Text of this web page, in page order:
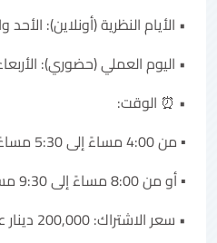
• الأيام النظرية (أونلاين): الأحد
• اليوم العملي (حضوري):
• ⏰ الوقت:
▪️ من 4:00 مساءً إلى 5:30 مساءً
▪️ أو من 8:00 مساءً إلى 9:30 مساءً
• سعر الاشتراك: 200,000 دينار عراقي